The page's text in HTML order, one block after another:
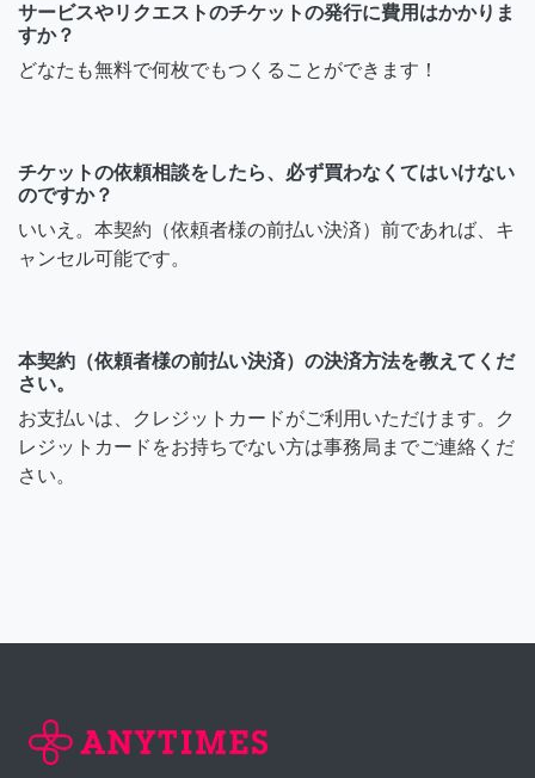
サービスやリクエストのチケットの発行に費用はかかりま
すか？
どなたも無料で何枚でもつくることができます！
チケットの依頼相談をしたら、必ず買わなくてはいけない
のですか？
いいえ。本契約（依頼者様の前払い決済）前であれば、キ
ャンセル可能です。
本契約（依頼者様の前払い決済）の決済方法を教えてくだ
さい。
お支払いは、クレジットカードがご利用いただけます。ク
レジットカードをお持ちでない方は事務局までご連絡くだ
さい。